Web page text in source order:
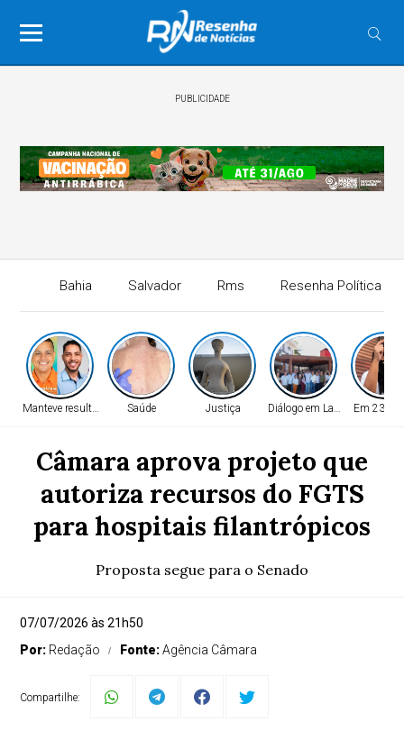
PUBLICIDADE
Bahia Salvador Rms Resenha Política
Manteve resultado! Saúde Justiça Diálogo em Lauro! Em 23º
Câmara aprova projeto que
autoriza recursos do FGTS
para hospitais filantrópicos
Proposta segue para o Senado
07/07/2026 às 21h50
Por: Redação Fonte:Agência Câmara
Compartilhe: